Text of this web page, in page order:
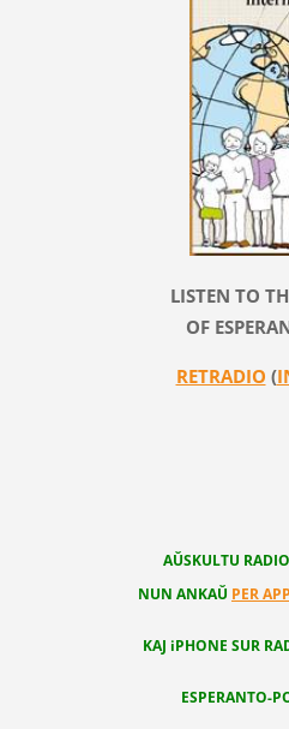
LISTEN TO
OF
RETRADIO (
AŬSKULTU
NUN ANKAŬ PER
KAJ iPHONE SUR
ESPERANTO-